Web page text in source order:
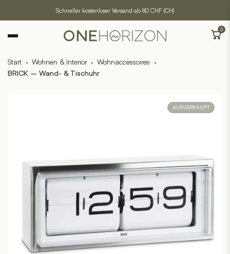
Schneller kostenloser Versand ab 80 CHF (CH)
0
Start · Wohnen & Interior · Wohnaccessoires ·
BRICK – Wand- & Tischuhr
AUSVERKAUFT